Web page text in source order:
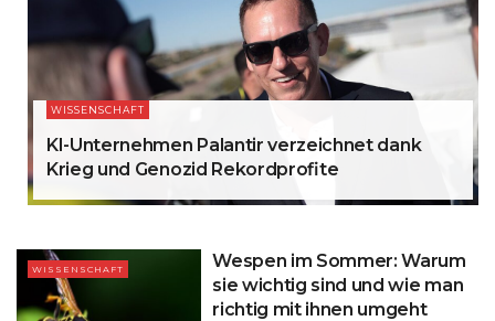
WISSENSCHAFT
KI-Unternehmen Palantir verzeichnet dank
Krieg und Genozid Rekordprofite
WISSENSCHAFT
Wespen im Sommer: Warum
sie wichtig sind und wie man
richtig mit ihnen umgeht